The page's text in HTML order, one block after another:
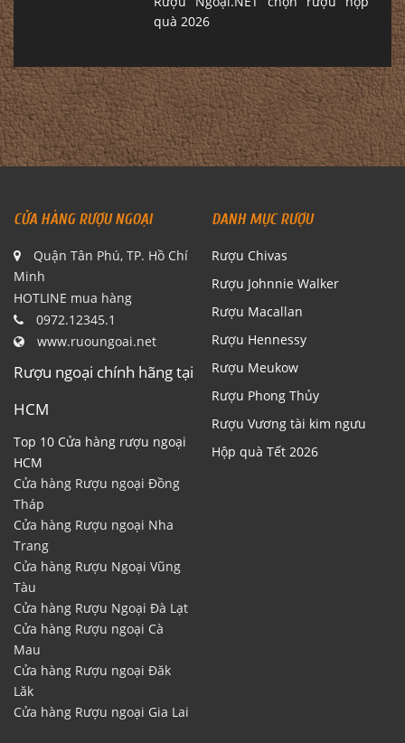
quà 2026
CỬA HÀNG RƯỢU NGOẠI
Quận Tân Phú, TP. Hồ Chí
Minh
HOTLINE mua hàng
0972.12345.1
www.ruoungoai.net
Rượu ngoại chính hãng tại
HCM
Top 10 Cửa hàng rượu ngoại
HCM
Cửa hàng Rượu ngoại Đồng
Tháp
Cửa hàng Rượu ngoại Nha
Trang
Cửa hàng Rượu Ngoại Vũng
Tàu
Cửa hàng Rượu Ngoại Đà Lạt
Cửa hàng Rượu ngoại Cà
Mau
Cửa hàng Rượu ngoại Đăk
Lăk
Cửa hàng Rượu ngoại Gia Lai
DANH MỤC RƯỢU
Rượu Chivas
Rượu Johnnie Walker
Rượu Macallan
Rượu Hennessy
Rượu Meukow
Rượu Phong Thủy
Rượu Vương tài kim ngưu
Hộp quà Tết 2026